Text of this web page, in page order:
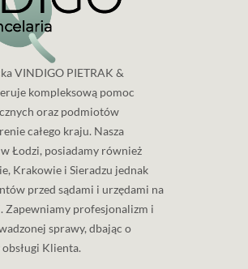
VINDIGO PIETRAK &
kompleksową pomoc
oraz podmiotów
całego kraju. Nasza
Łodzi, posiadamy również
Krakowie i Sieradzu jednak
przed sądami i urzędami na
Zapewniamy profesjonalizm i
sprawy, dbając o
Klienta.